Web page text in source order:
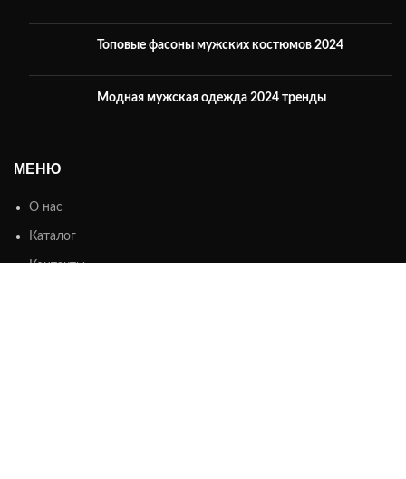
Топовые фасоны мужских костюмов 2024
Модная мужская одежда 2024 тренды
МЕНЮ
О нас
Каталог
Контакты